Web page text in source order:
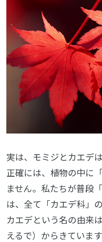
実は、モミジとカエデ
正確には、植物の中に
ません。私たちが普段
は、全て「カエデ科」
カエデという名の由来
えるで）からきています